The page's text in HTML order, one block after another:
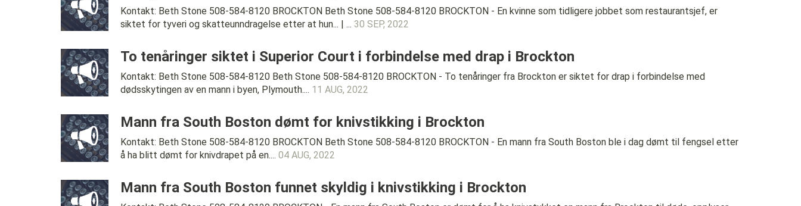
Kontakt: Beth Stone 508-584-8120 BROCKTON Beth Stone 508-584-8120 BROCKTON - En kvinne som tidligere jobbet som restaurantsjef, er
siktet for tyveri og skatteunndragelse etter at hun... | ... 30 SEP, 2022
To tenåringer siktet i Superior Court i forbindelse med drap i Brockton
Kontakt: Beth Stone 508-584-8120 Beth Stone 508-584-8120 BROCKTON - To tenåringer fra Brockton er siktet for drap i forbindelse med
dødsskytingen av en mann i byen, Plymouth.... 11 AUG, 2022
Mann fra South Boston dømt for knivstikking i Brockton
Kontakt: Beth Stone 508-584-8120 BROCKTON Beth Stone 508-584-8120 BROCKTON - En mann fra South Boston ble i dag dømt til fengsel etter
å ha blitt dømt for knivdrapet på en.... 04 AUG, 2022
Mann fra South Boston funnet skyldig i knivstikking i Brockton